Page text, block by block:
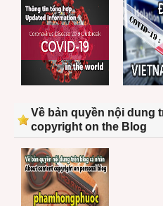
Về bản quyền nội dung
copyright on the Blog